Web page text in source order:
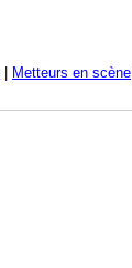
Metteurs en scène